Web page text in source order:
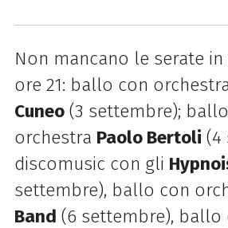
Non mancano le serate in
ore 21: ballo con
Cuneo(3 settembre);
orchestra Paolo Bertoli (4
discomusic con gli
settembre), ballo con
Band (6 settembre), ballo